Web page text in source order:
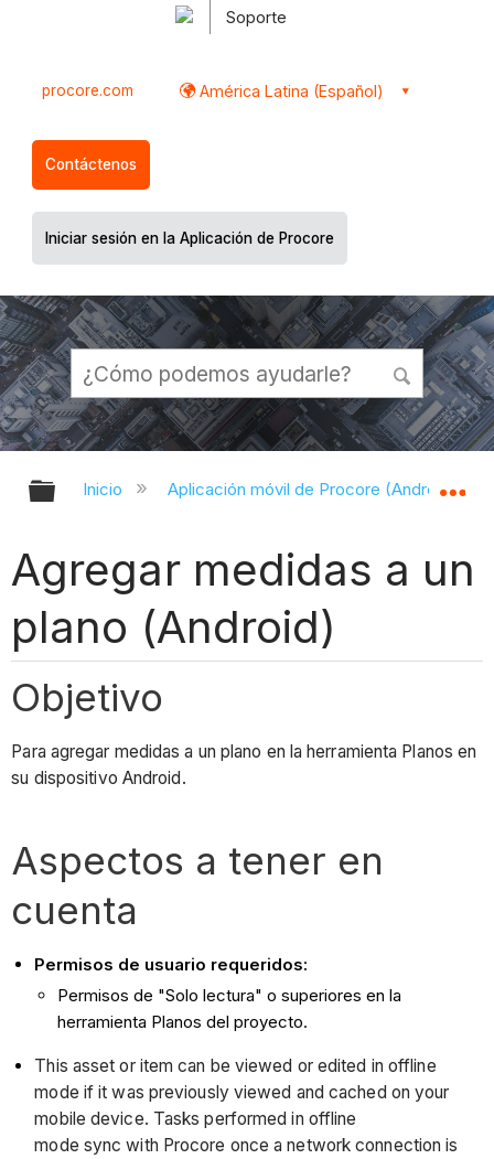
Soporte
procore.com América Latina (Español)
Contáctenos
Iniciar sesión en la Aplicación de Procore
Expandir/contraer jerarquía global
Inicio Aplicación móvil de Procore (Android)
Agregar medidas a un
plano (Android)
Objetivo
Para agregar medidas a un plano en la herramienta Planos en
su dispositivo Android.
Aspectos a tener en
cuenta
Permisos de usuario requeridos:
Permisos de "Solo lectura" o superiores en la
herramienta Planos del proyecto.
This asset or item can be viewed or edited in offline
mode if it was previously viewed and cached on your
mobile device. Tasks performed in offline
mode sync with Procore once a network connection is